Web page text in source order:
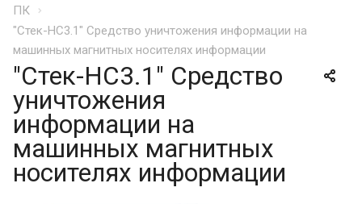
ПК
"Стек-НС3.1" Средство уничтожения информации на
машинных магнитных носителях информации
"Стек-НС3.1" Средство
уничтожения
информации на
машинных магнитных
носителях информации